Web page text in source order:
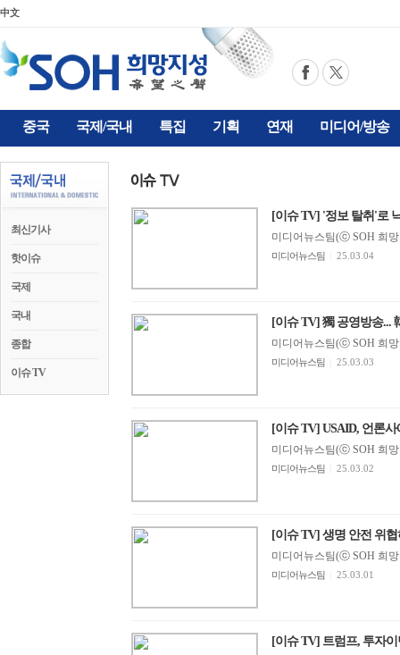
中文
중국 국제/국내 특집 기획 연재 미디어/방송
최신기사
핫이슈
국제
국내
종합
이슈 TV
[이슈 TV] '정보 탈취'로
미디어뉴스팀(ⓒ SOH 희망
미디어뉴스팀 25.03.04
[이슈 TV] 獨 공영방송...
미디어뉴스팀(ⓒ SOH 희망
미디어뉴스팀 25.03.03
[이슈 TV] USAID, 언론
미디어뉴스팀(ⓒ SOH 희망
미디어뉴스팀 25.03.02
[이슈 TV] 생명 안전 위협
미디어뉴스팀(ⓒ SOH 희망
미디어뉴스팀 25.03.01
[이슈 TV] 트럼프, 투자